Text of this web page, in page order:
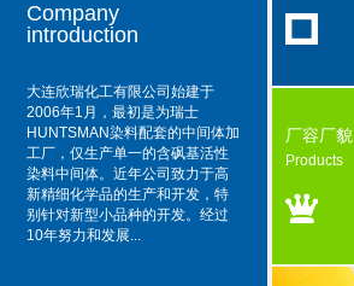
Company
introduction
大连欣瑞化工有限公司始建于
2006年1月，最初是为瑞士
HUNTSMAN染料配套的中间体加
工厂，仅生产单一的含砜基活性
染料中间体。近年公司致力于高
新精细化学品的生产和开发，特
别针对新型小品种的开发。经过
10年努力和发展...
厂容厂貌
Products